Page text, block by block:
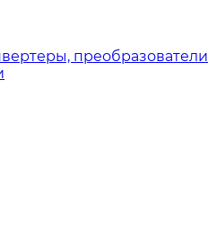
преобразователи